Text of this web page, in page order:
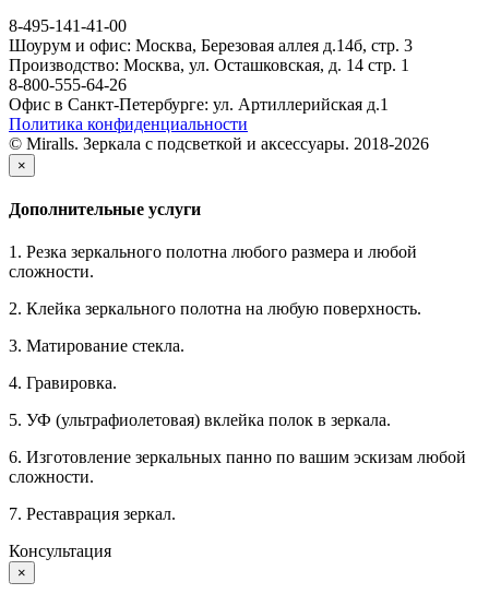
8-495-141-41-00
Шоурум и офис: Москва, Березовая аллея д.14б, стр. 3
Производство: Москва, ул. Осташковская, д. 14 стр. 1
8-800-555-64-26
Офис в Санкт-Петербурге: ул. Артиллерийская д.1
Политика конфиденциальности
© Miralls. Зеркала с подсветкой и аксессуары. 2018-2026
×
Дополнительные услуги
1. Резка зеркального полотна любого размера и любой
сложности.
2. Клейка зеркального полотна на любую поверхность.
3. Матирование стекла.
4. Гравировка.
5. УФ (ультрафиолетовая) вклейка полок в зеркала.
6. Изготовление зеркальных панно по вашим эскизам любой
сложности.
7. Реставрация зеркал.
Консультация
×